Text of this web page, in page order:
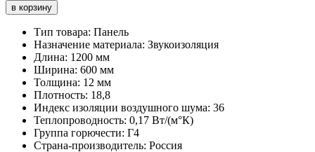
в корзину
Тип товара: Панель
Назначение материала: Звукоизоляция
Длина: 1200 мм
Ширина: 600 мм
Толщина: 12 мм
Плотность: 18,8
Индекс изоляции воздушного шума: 36
Теплопроводность: 0,17 Вт/(м°К)
Группа горючести: Г4
Страна-производитель: Россия